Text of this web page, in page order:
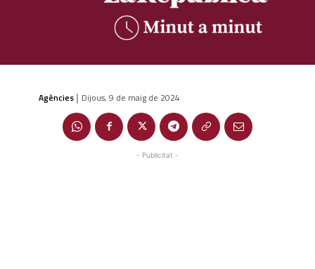
Agències | Dijous, 9 de maig de 2024
- Publicitat -